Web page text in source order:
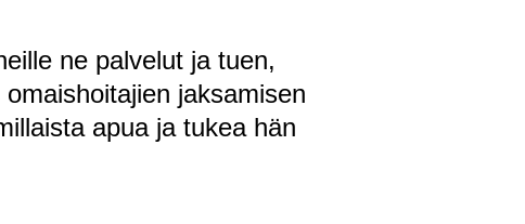
ne palvelut ja tuen,
jaksamisen
apua ja tukea hän